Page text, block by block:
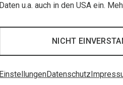
Daten u.a. auch in den USA ein.
NICHT
EinstellungenDatenschutz